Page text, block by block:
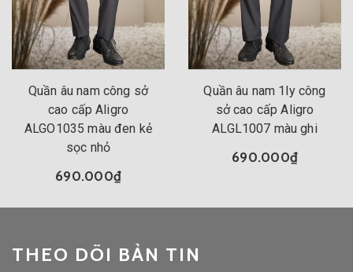
Quần âu nam công sở
cao cấp Aligro
ALGO1035 màu đen kẻ
sọc nhỏ
690.000₫
Quần âu nam 1ly công
sở cao cấp Aligro
ALGL1007 màu ghi
690.000₫
THEO DÕI BẢN TIN